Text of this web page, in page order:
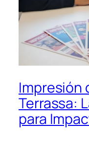
Impresión
Terrassa:
para